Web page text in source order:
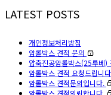
LATEST POSTS
개인정보처리방침
암롤박스 견적 문의
압축진공암롤박스(25루베)
암롤박스 견적 요청드립니
암롤박스 견적문의입니다.
암롤박스 견적의뢰합니다.